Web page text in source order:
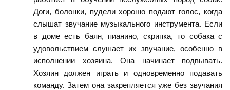
Доги, болонки, пудели хорошо подают голос, когда
слышат звучание музыкального инструмента. Если
в доме есть баян, пианино, скрипка, то собака с
удовольствием слушает их звучание, особенно в
исполнении хозяина. Она начинает подвывать.
Хозяин должен играть и одновременно подавать
команду. Затем она закрепляется уже без звучания